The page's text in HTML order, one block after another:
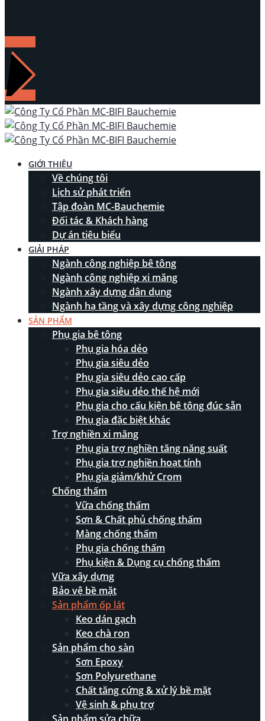
GIỚI THIỆU
Về chúng tôi
Lịch sử phát triển
Tập đoàn MC-Bauchemie
Đối tác & Khách hàng
Dự án tiêu biểu
GIẢI PHÁP
Ngành công nghiệp bê tông
Ngành công nghiệp xi măng
Ngành xây dựng dân dụng
Ngành hạ tầng và xây dựng công nghiệp
SẢN PHẨM
Phụ gia bê tông
Phụ gia hóa dẻo
Phụ gia siêu dẻo
Phụ gia siêu dẻo cao cấp
Phụ gia siêu dẻo thế hệ mới
Phụ gia cho cấu kiện bê tông đúc sẵn
Phụ gia đặc biệt khác
Trợ nghiền xi măng
Phụ gia trợ nghiền tăng năng suất
Phụ gia trợ nghiền hoạt tính
Phụ gia giảm/khử Crom
Chống thấm
Vữa chống thấm
Sơn & Chất phủ chống thấm
Màng chống thấm
Phụ gia chống thấm
Phụ kiện & Dụng cụ chống thấm
Vữa xây dựng
Bảo vệ bề mặt
Sản phẩm ốp lát
Keo dán gạch
Keo chà ron
Sản phẩm cho sàn
Sơn Epoxy
Sơn Polyurethane
Chất tăng cứng & xử lý bề mặt
Vệ sinh & phụ trợ